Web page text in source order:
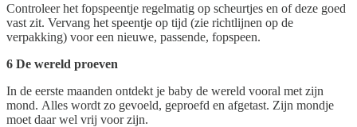
Controleer het fopspeentje regelmatig op scheurtjes en of deze goed
vast zit. Vervang het speentje op tijd (zie richtlijnen op de
verpakking) voor een nieuwe, passende, fopspeen.
6 De wereld proeven
In de eerste maanden ontdekt je baby de wereld vooral met zijn
mond. Alles wordt zo gevoeld, geproefd en afgetast. Zijn mondje
moet daar wel vrij voor zijn.